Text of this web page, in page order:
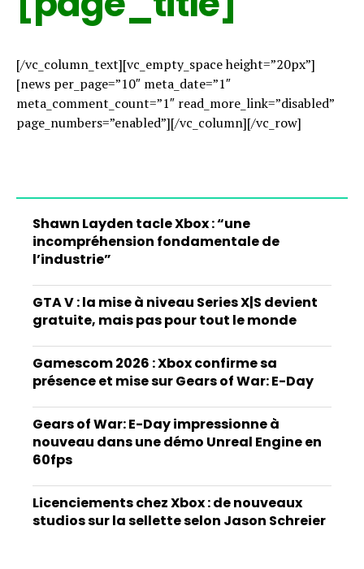
[/vc_column_text][vc_empty_space height=”20px”]
[news per_page=”10″ meta_date=”1″
meta_comment_count=”1″ read_more_link=”disabled”
page_numbers=”enabled”][/vc_column][/vc_row]
Shawn Layden tacle Xbox : “une
incompréhension fondamentale de
l’industrie”
GTA V : la mise à niveau Series X|S devient
gratuite, mais pas pour tout le monde
Gamescom 2026 : Xbox confirme sa
présence et mise sur Gears of War: E-Day
Gears of War: E-Day impressionne à
nouveau dans une démo Unreal Engine en
60fps
Licenciements chez Xbox : de nouveaux
studios sur la sellette selon Jason Schreier